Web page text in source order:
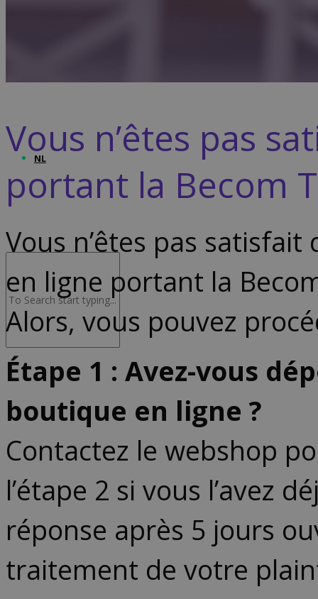
NL
Vous n’êtes pas
portant la Becom
Vous n’êtes pas
en ligne portant la
Alors, vous pouvez
Étape 1 : Avez-vous
boutique en ligne ?
Contactez le webshop
l’étape 2 si vous l’avez
réponse après 5 jours
traitement de votre